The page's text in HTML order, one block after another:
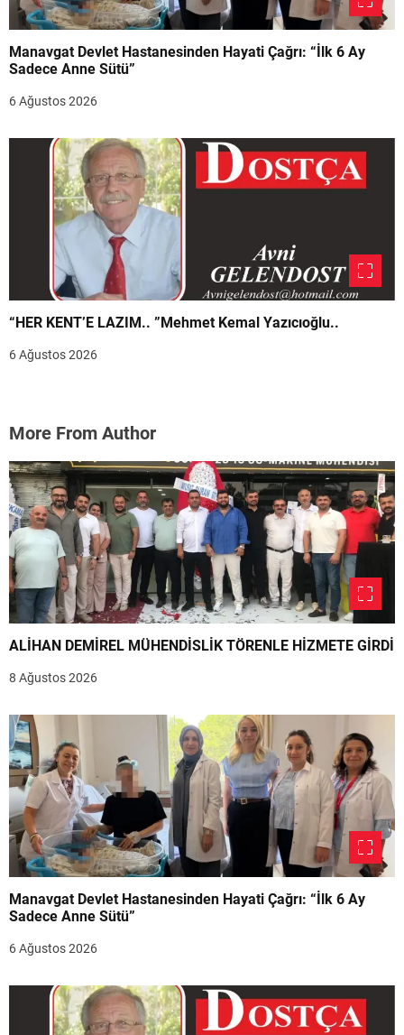
Manavgat Devlet Hastanesinden Hayati Çağrı: “İlk 6 Ay
Sadece Anne Sütü”
6 Ağustos 2026
“HER KENT’E LAZIM.. ”Mehmet Kemal Yazıcıoğlu..
6 Ağustos 2026
More From Author
ALİHAN DEMİREL MÜHENDİSLİK TÖRENLE HİZMETE GİRDİ
8 Ağustos 2026
Manavgat Devlet Hastanesinden Hayati Çağrı: “İlk 6 Ay
Sadece Anne Sütü”
6 Ağustos 2026